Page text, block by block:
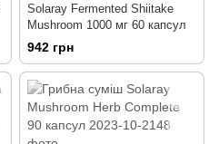
Solaray Fermented Shiitake
Mushroom 1000 мг 60 капсул
942 грн